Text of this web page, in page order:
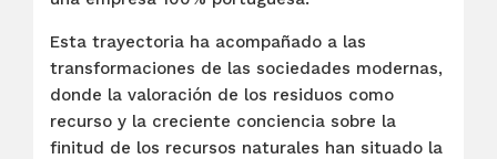
Esta trayectoria ha acompañado a las
transformaciones de las sociedades modernas,
donde la valoración de los residuos como
recurso y la creciente conciencia sobre la
finitud de los recursos naturales han situado la